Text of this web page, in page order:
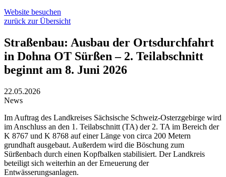
Website besuchen
zurück zur Übersicht
Straßenbau: Ausbau der Ortsdurchfahrt
in Dohna OT Sürßen – 2. Teilabschnitt
beginnt am 8. Juni 2026
22.05.2026
News
Im Auftrag des Landkreises Sächsische Schweiz-Osterzgebirge wird
im Anschluss an den 1. Teilabschnitt (TA) der 2. TA im Bereich der
K 8767 und K 8768 auf einer Länge von circa 200 Metern
grundhaft ausgebaut. Außerdem wird die Böschung zum
Sürßenbach durch einen Kopfbalken stabilisiert. Der Landkreis
beteiligt sich weiterhin an der Erneuerung der
Entwässerungsanlagen.